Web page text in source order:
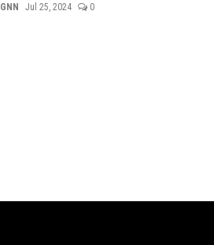
GNN Jul 25, 2024 0